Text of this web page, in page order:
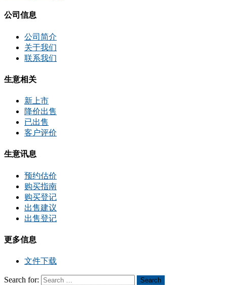
公司信息
公司简介
关于我们
联系我们
生意相关
新上市
降价出售
已出售
客户评价
生意讯息
预约估价
购买指南
购买登记
出售建议
出售登记
更多信息
文件下载
Search for: Search